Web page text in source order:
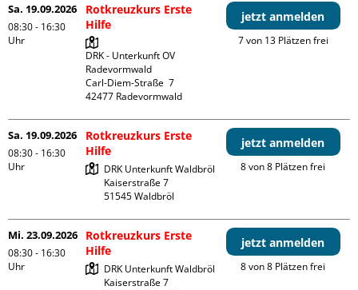
Sa. 19.09.2026
08:30 - 16:30
Uhr
Rotkreuzkurs Erste
Hilfe
DRK - Unterkunft OV
Radevormwald
Carl-Diem-Straße  7
jetzt anmelden
7 von 13 Plätzen frei
Sa. 19.09.2026
08:30 - 16:30
Uhr
Rotkreuzkurs Erste
Hilfe
DRK Unterkunft Waldbröl
Kaiserstraße 7
jetzt anmelden
8 von 8 Plätzen frei
Mi. 23.09.2026
08:30 - 16:30
Uhr
Rotkreuzkurs Erste
Hilfe
DRK Unterkunft Waldbröl
Kaiserstraße 7
jetzt anmelden
8 von 8 Plätzen frei